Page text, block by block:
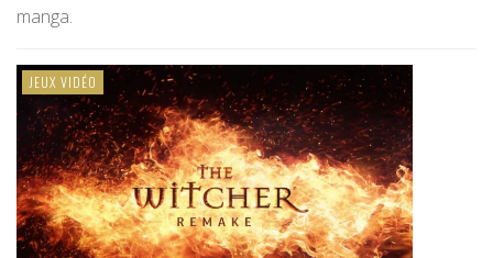
manga.
JEUX VIDÉO